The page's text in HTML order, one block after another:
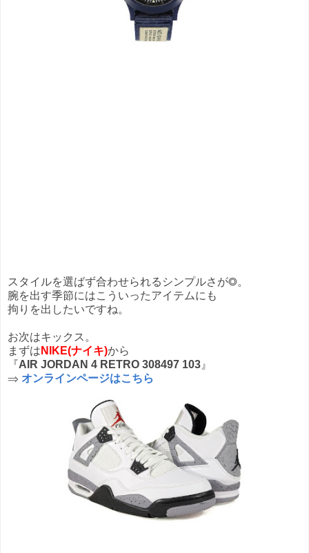
スタイルを選ばず合わせられるシンプルさが◎。
腕を出す季節にはこういったアイテムにも
拘りを出したいですね。
お次はキックス。
まずは NIKE(ナイキ)から
『AIR JORDAN 4 RETRO 308497 103 』
⇒ オンラインページはこちら